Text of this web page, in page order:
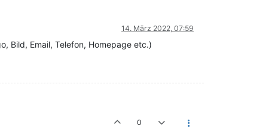
14. März 2022, 07:59
Bild, Email, Telefon, Homepage etc.)
0